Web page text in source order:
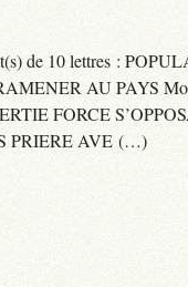
de 10 lettres :
AU PAYS
FORCE
PRIERE AVE (…)